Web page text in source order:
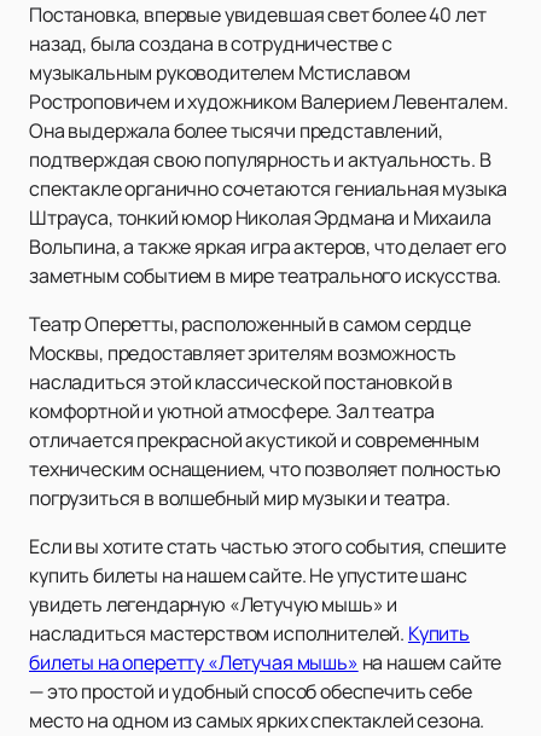
Постановка, впервые увидевшая свет более 40 лет
назад, была создана в сотрудничестве с
музыкальным руководителем Мстиславом
Ростроповичем и художником Валерием Левенталем.
Она выдержала более тысячи представлений,
подтверждая свою популярность и актуальность. В
спектакле органично сочетаются гениальная музыка
Штрауса, тонкий юмор Николая Эрдмана и Михаила
Вольпина, а также яркая игра актеров, что делает его
заметным событием в мире театрального искусства.
Театр Оперетты, расположенный в самом сердце
Москвы, предоставляет зрителям возможность
насладиться этой классической постановкой в
комфортной и уютной атмосфере. Зал театра
отличается прекрасной акустикой и современным
техническим оснащением, что позволяет полностью
погрузиться в волшебный мир музыки и театра.
Если вы хотите стать частью этого события, спешите
купить билеты на нашем сайте. Не упустите шанс
увидеть легендарную «Летучую мышь» и
насладиться мастерством исполнителей. Купить
билеты на оперетту «Летучая мышь» на нашем сайте
— это простой и удобный способ обеспечить себе
место на одном из самых ярких спектаклей сезона.